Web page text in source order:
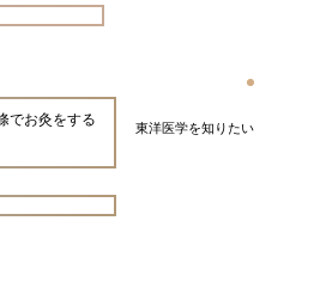
東洋医学を知りたい
でお灸をする